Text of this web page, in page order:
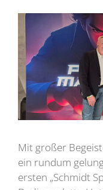
Mit großer
ein rundum
ersten „Schmidt